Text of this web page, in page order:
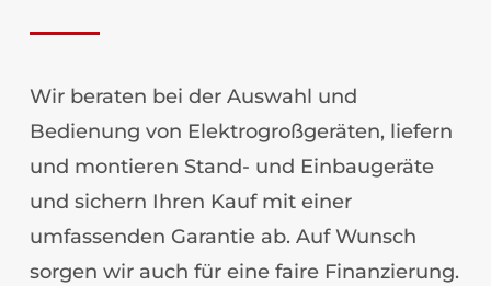
Wir beraten bei der Auswahl und
Bedienung von Elektrogroßgeräten, liefern
und montieren Stand- und Einbaugeräte
und sichern Ihren Kauf mit einer
umfassenden Garantie ab. Auf Wunsch
sorgen wir auch für eine faire Finanzierung.